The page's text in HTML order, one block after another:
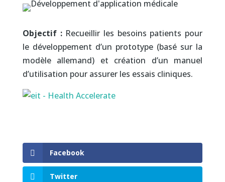
Objectif :Recueillir les besoins patients pour
le développement d’un prototype (basé sur la
modèle allemand) et création d’un manuel
d’utilisation pour assurer les essais cliniques.
Facebook
Twitter